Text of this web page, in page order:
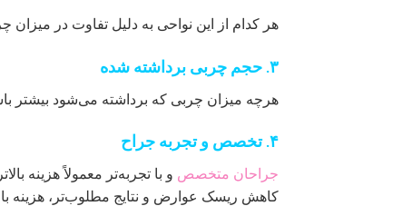
هر کدام از این نواحی به دلیل تفاوت در میزان
۳. حجم چربی برداشته شده
هرچه میزان چربی که برداشته می‌شود بیشتر
۴. تخصص و تجربه جراح
جراحان متخصص و با تجربه‌تر معمولاً هزینه
کاهش ریسک عوارض و نتایج مطلوب‌تر، هزینه